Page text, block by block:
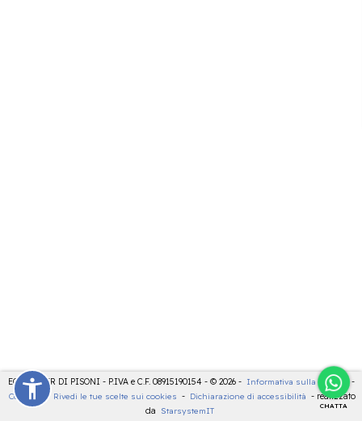
CHATTA
ECOCENTER DI PISONI - P.IVA e C.F. 08915190154 - © 2026 - Informativa sulla privacy
-
Cookies
- Rivedi le tue scelte sui cookies - Dichiarazione di accessibilità - realizzato
da
StarsystemIT